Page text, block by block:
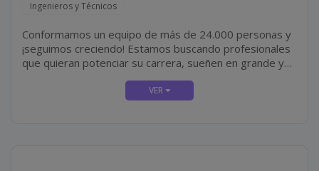
Ingenieros y Técnicos
Conformamos un equipo de más de 24.000 personas y
¡seguimos creciendo! Estamos buscando profesionales
que quieran potenciar su carrera, sueñen en grande y
¡Tenemos una oportunidad para vos como TÉCNICO